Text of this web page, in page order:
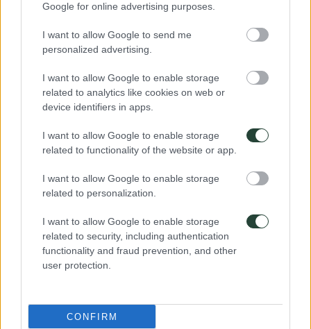
Google for online advertising purposes.
I want to allow Google to send me
personalized advertising.
I want to allow Google to enable storage
related to analytics like cookies on web or
device identifiers in apps.
I want to allow Google to enable storage
related to functionality of the website or app.
I want to allow Google to enable storage
related to personalization.
I want to allow Google to enable storage
related to security, including authentication
functionality and fraud prevention, and other
user protection.
CONFIRM